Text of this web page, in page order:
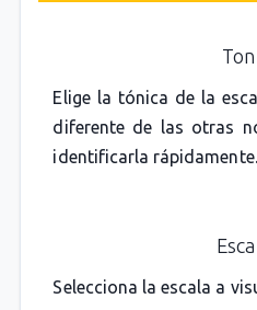
Elige la tónica de la
diferente de las otras
identificarla rápidamente.
Selecciona la escala a